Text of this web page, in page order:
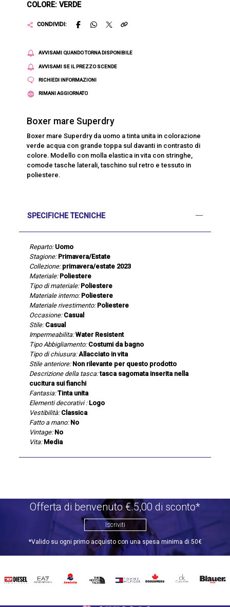
COLORE: VERDE
CONDIVIDI:
AVVISAMI QUANDO TORNA DISPONIBILE
AVVISAMI SE IL PREZZO SCENDE
RICHIEDI INFORMAZIONI
RIMANI AGGIORNATO
Boxer mare Superdry
Boxer mare Superdry da uomo a tinta unita in colorazione
verde acqua con grande toppa sul davanti in contrasto di
colore. Modello con molla elastica in vita con stringhe,
comode tasche laterali, taschino sul retro e tessuto in
poliestere.
SPECIFICHE TECNICHE
Reparto: Uomo
Stagione: Primavera/Estate
Collezione: primavera/estate 2023
Materiale: Poliestere
Tipo di materiale: Poliestere
Materiale interno: Poliestere
Materiale rivestimento: Poliestere
Occasione: Casual
Stile: Casual
Impermeabilita: Water Resistent
Tipo Abbigliamento: Costumi da bagno
Tipo di chiusura: Allacciato in vita
Stile anteriore: Non rilevante per questo prodotto
Descrizione della tasca: tasca sagomata inserita nella
cucitura sui fianchi
Fantasia: Tinta unita
Elementi decorativi : Logo
Vestibilità: Classica
Fatto a mano: No
Vintage: No
Vita: Media
Offerta di benvenuto €.5,00 di sconto*
Iscriviti
*Valido su ogni primo acquisto con una spesa minima di 50€
DIESEL EA7 INVICTATHE
TOMMY
DSQUARED2
CALVIN BLAUER